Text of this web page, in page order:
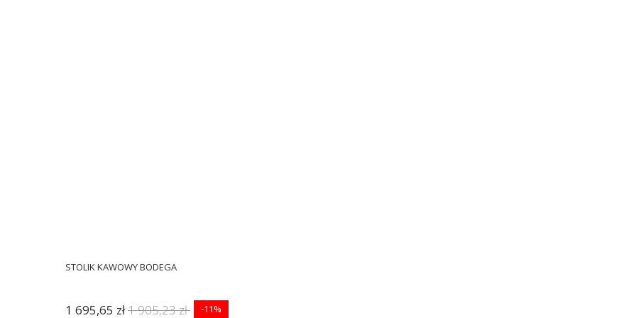
STOLIK KAWOWY BODEGA
1 695,65 zł1 905,23 zł -11%